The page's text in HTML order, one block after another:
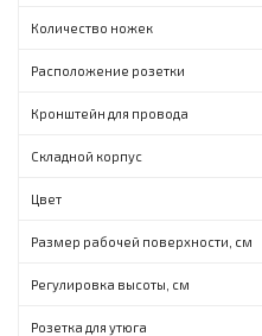
Количество ножек
Расположение розетки
Кронштейн для провода
Складной корпус
Цвет
Размер рабочей поверхности, см
Регулировка высоты, см
Розетка для утюга